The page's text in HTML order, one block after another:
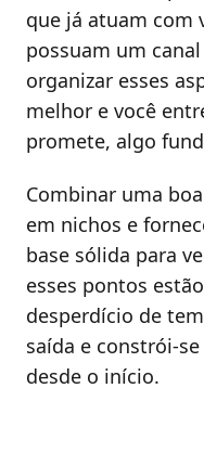
que já atuam com
possuam um
organizar esses
melhor e você
promete, algo
Combinar uma
em nichos e
base sólida para
esses pontos
desperdício de
saída e constrói-
desde o início.